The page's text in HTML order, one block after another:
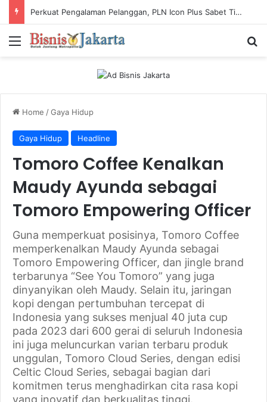
Perkuat Pengalaman Pelanggan, PLN Icon Plus Sabet Tiga Penghargaan CCW 2026
Menu
Home /Gaya Hidup
Gaya Hidup Headline
Tomoro Coffee Kenalkan
Maudy Ayunda sebagai
Tomoro Empowering Officer
Guna memperkuat posisinya, Tomoro Coffee
memperkenalkan Maudy Ayunda sebagai
Tomoro Empowering Officer, dan jingle brand
terbarunya “See You Tomoro” yang juga
dinyanyikan oleh Maudy. Selain itu, jaringan
kopi dengan pertumbuhan tercepat di
Indonesia yang sukses menjual 40 juta cup
pada 2023 dari 600 gerai di seluruh Indonesia
ini juga meluncurkan varian terbaru produk
unggulan, Tomoro Cloud Series, dengan edisi
Celtic Cloud Series, sebagai bagian dari
komitmen terus menghadirkan cita rasa kopi
yang inovatif dan berkualitas tinggi.